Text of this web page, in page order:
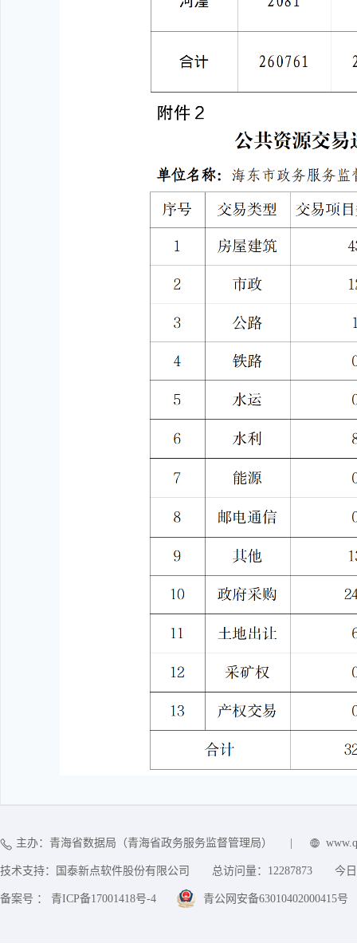
主办：青海省数据局（青海省政务服务监督管理局）
技术支持：国泰新点软件股份有限公司 总访问量： 12287873 今
备案号 ： 青ICP备17001418号-4 青公网安备63010402000415号